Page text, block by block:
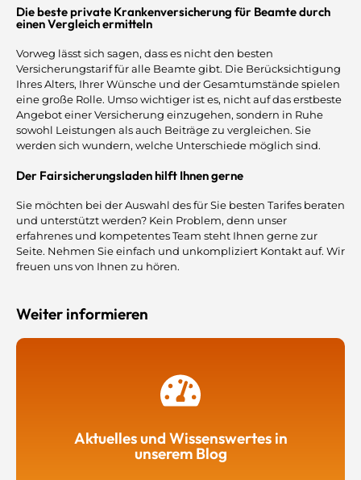
Die beste private Krankenversicherung für Beamte durch
einen Vergleich ermitteln
Vorweg lässt sich sagen, dass es nicht den besten
Versicherungstarif für alle Beamte gibt. Die Berücksichtigung
Ihres Alters, Ihrer Wünsche und der Gesamtumstände spielen
eine große Rolle. Umso wichtiger ist es, nicht auf das erstbeste
Angebot einer Versicherung einzugehen, sondern in Ruhe
sowohl Leistungen als auch Beiträge zu vergleichen. Sie
werden sich wundern, welche Unterschiede möglich sind.
Der Fairsicherungsladen hilft Ihnen gerne
Sie möchten bei der Auswahl des für Sie besten Tarifes beraten
und unterstützt werden? Kein Problem, denn unser
erfahrenes und kompetentes Team steht Ihnen gerne zur
Seite. Nehmen Sie einfach und unkompliziert Kontakt auf. Wir
freuen uns von Ihnen zu hören.
Weiter informieren
Aktuelles und Wissenswertes in
unserem Blog